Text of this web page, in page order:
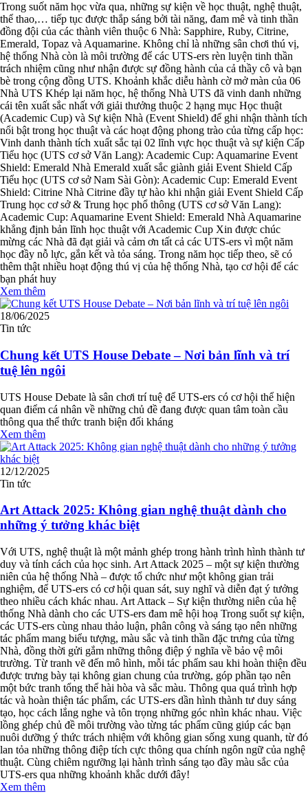
Trong suốt năm học vừa qua, những sự kiện về học thuật, nghệ thuật,
thể thao,… tiếp tục được thắp sáng bởi tài năng, đam mê và tinh thần
đồng đội của các thành viên thuộc 6 Nhà: Sapphire, Ruby, Citrine,
Emerald, Topaz và Aquamarine. Không chỉ là những sân chơi thú vị,
hệ thống Nhà còn là môi trường để các UTS-ers rèn luyện tinh thần
trách nhiệm cũng như nhận được sự đồng hành của cả thầy cô và bạn
bè trong cộng đồng UTS. Khoảnh khắc diễu hành cờ mở màn của 06
Nhà UTS Khép lại năm học, hệ thống Nhà UTS đã vinh danh những
cái tên xuất sắc nhất với giải thưởng thuộc 2 hạng mục Học thuật
(Academic Cup) và Sự kiện Nhà (Event Shield) để ghi nhận thành tích
nổi bật trong học thuật và các hoạt động phong trào của từng cấp học:
Vinh danh thành tích xuất sắc tại 02 lĩnh vực học thuật và sự kiện Cấp
Tiểu học (UTS cơ sở Văn Lang): Academic Cup: Aquamarine Event
Shield: Emerald Nhà Emerald xuất sắc giành giải Event Shield Cấp
Tiểu học (UTS cơ sở Nam Sài Gòn): Academic Cup: Emerald Event
Shield: Citrine Nhà Citrine đầy tự hào khi nhận giải Event Shield Cấp
Trung học cơ sở & Trung học phổ thông (UTS cơ sở Văn Lang):
Academic Cup: Aquamarine Event Shield: Emerald Nhà Aquamarine
khẳng định bản lĩnh học thuật với Academic Cup Xin được chúc
mừng các Nhà đã đạt giải và cảm ơn tất cả các UTS-ers vì một năm
học đầy nỗ lực, gắn kết và tỏa sáng. Trong năm học tiếp theo, sẽ có
thêm thật nhiều hoạt động thú vị của hệ thống Nhà, tạo cơ hội để các
bạn phát huy
Xem thêm
18/06/2025
Tin tức
Chung kết UTS House Debate – Nơi bản lĩnh và trí
tuệ lên ngôi
UTS House Debate là sân chơi trí tuệ để UTS-ers có cơ hội thể hiện
quan điểm cá nhân về những chủ đề đang được quan tâm toàn cầu
thông qua thể thức tranh biện đối kháng
Xem thêm
12/12/2025
Tin tức
Art Attack 2025: Không gian nghệ thuật dành cho
những ý tưởng khác biệt
Với UTS, nghệ thuật là một mảnh ghép trong hành trình hình thành tư
duy và tính cách của học sinh. Art Attack 2025 – một sự kiện thường
niên của hệ thống Nhà – được tổ chức như một không gian trải
nghiệm, để UTS-ers có cơ hội quan sát, suy nghĩ và diễn đạt ý tưởng
theo nhiều cách khác nhau. Art Attack – Sự kiện thường niên của hệ
thống Nhà dành cho các UTS-ers đam mê hội hoạ Trong suốt sự kiện,
các UTS-ers cùng nhau thảo luận, phân công và sáng tạo nên những
tác phẩm mang biểu tượng, màu sắc và tinh thần đặc trưng của từng
Nhà, đồng thời gửi gắm những thông điệp ý nghĩa về bảo vệ môi
trường. Từ tranh vẽ đến mô hình, mỗi tác phẩm sau khi hoàn thiện đều
được trưng bày tại không gian chung của trường, góp phần tạo nên
một bức tranh tổng thể hài hòa và sắc màu. Thông qua quá trình hợp
tác và hoàn thiện tác phẩm, các UTS-ers dần hình thành tư duy sáng
tạo, học cách lắng nghe và tôn trọng những góc nhìn khác nhau. Việc
lồng ghép chủ đề môi trường vào từng tác phẩm cũng giúp các bạn
nuôi dưỡng ý thức trách nhiệm với không gian sống xung quanh, từ đó
lan tỏa những thông điệp tích cực thông qua chính ngôn ngữ của nghệ
thuật. Cùng chiêm ngưỡng lại hành trình sáng tạo đầy màu sắc của
UTS-ers qua những khoảnh khắc dưới đây!
Xem thêm